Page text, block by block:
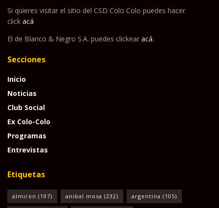
Si quieres visitar el sitio del CSD Colo Colo puedes hacer
click acá
El de Blanco & Negro S.A. puedes clickear acá.
Secciones
Inicio
Noticias
Club Social
Ex Colo-Colo
Programas
Entrevistas
Etiquetas
almiron (197) anibal mosa (232) argentina (105)